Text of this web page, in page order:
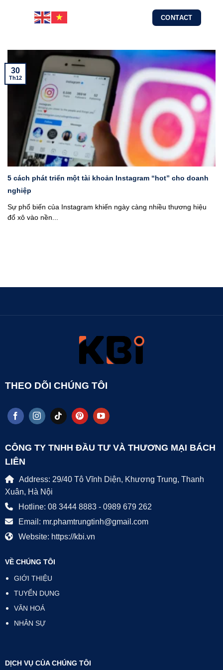
CONTACT
5 cách phát triển một tài khoản Instagram “hot” cho doanh
nghiệp
Sự phổ biến của Instagram khiến ngày càng nhiều thương hiệu
đổ xô vào nền...
30
Th12
THEO DÕI CHÚNG TÔI
CÔNG TY TNHH ĐẦU TƯ VÀ THƯƠNG MẠI BÁCH
LIÊN
Address: 29/40 Tô Vĩnh Diện, Khương Trung, Thanh
Xuân, Hà Nội
Hotline: 08 3444 8883 - 0989 679 262
Email: mr.phamtrungtinh@gmail.com
Website: https://kbi.vn
VỀ CHÚNG TÔI
GIỚI THIỆU
TUYỂN DỤNG
VĂN HOÁ
NHÂN SỰ
DỊCH VỤ CỦA CHÚNG TÔI